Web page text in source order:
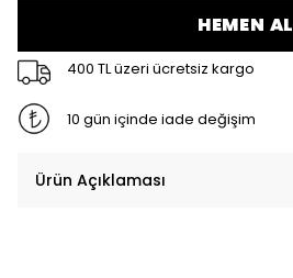
HEMEN AL
400 TL üzeri ücretsiz kargo
10 gün içinde iade değişim
Ürün Açıklaması